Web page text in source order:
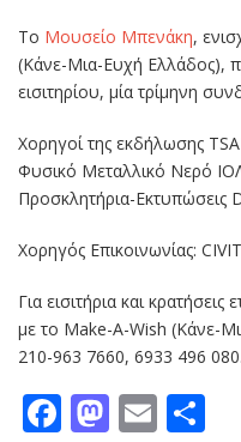
To Μουσείο Μπενάκη,
(Κάνε-Μια-Ευχή Ελλάδος),
εισιτηρίου, μία τρίμηνη
Χορηγοί της εκδήλωσης
Φυσικό Μεταλλικό Νερό
Προσκλητήρια-Εκτυπώσεις
Χορηγός Επικοινωνίας:
Για εισιτήρια και
με το Make-A-Wish (Κάνε-
210-963 7660, 6933 496 080.
Facebook
Email